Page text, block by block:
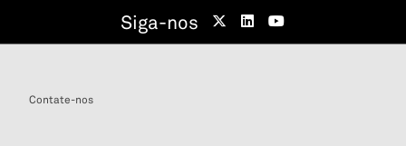
Siga-nos
Contate-nos